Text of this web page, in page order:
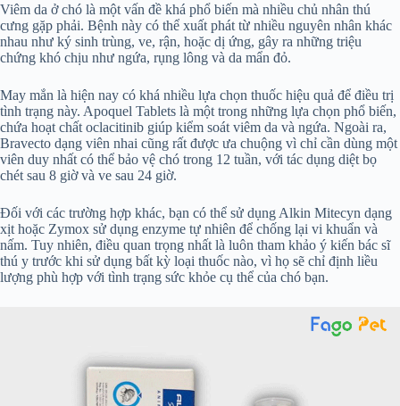
Viêm da ở chó là một vấn đề khá phổ biến mà nhiều chủ nhân thú
cưng gặp phải. Bệnh này có thể xuất phát từ nhiều nguyên nhân khác
nhau như ký sinh trùng, ve, rận, hoặc dị ứng, gây ra những triệu
chứng khó chịu như ngứa, rụng lông và da mẩn đỏ.
May mắn là hiện nay có khá nhiều lựa chọn thuốc hiệu quả để điều trị
tình trạng này. Apoquel Tablets là một trong những lựa chọn phổ biến,
chứa hoạt chất oclacitinib giúp kiểm soát viêm da và ngứa. Ngoài ra,
Bravecto dạng viên nhai cũng rất được ưa chuộng vì chỉ cần dùng một
viên duy nhất có thể bảo vệ chó trong 12 tuần, với tác dụng diệt bọ
chét sau 8 giờ và ve sau 24 giờ.
Đối với các trường hợp khác, bạn có thể sử dụng Alkin Mitecyn dạng
xịt hoặc Zymox sử dụng enzyme tự nhiên để chống lại vi khuẩn và
nấm. Tuy nhiên, điều quan trọng nhất là luôn tham khảo ý kiến bác sĩ
thú y trước khi sử dụng bất kỳ loại thuốc nào, vì họ sẽ chỉ định liều
lượng phù hợp với tình trạng sức khỏe cụ thể của chó bạn.